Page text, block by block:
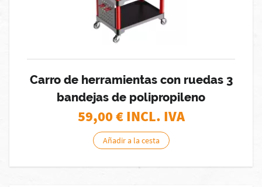
Carro de herramientas con ruedas 3
bandejas de polipropileno
59,00€ INCL. IVA
Añadir a la cesta